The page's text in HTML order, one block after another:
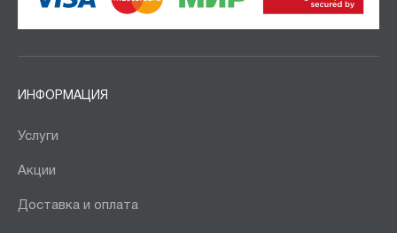
ИНФОРМАЦИЯ
Услуги
Акции
Доставка и оплата